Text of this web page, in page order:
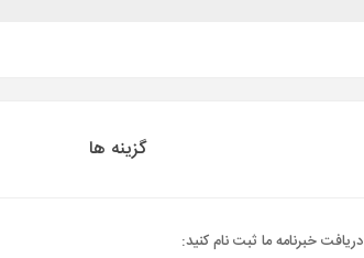
گزینه ها
خبرنامه ما ثبت نام کنید: